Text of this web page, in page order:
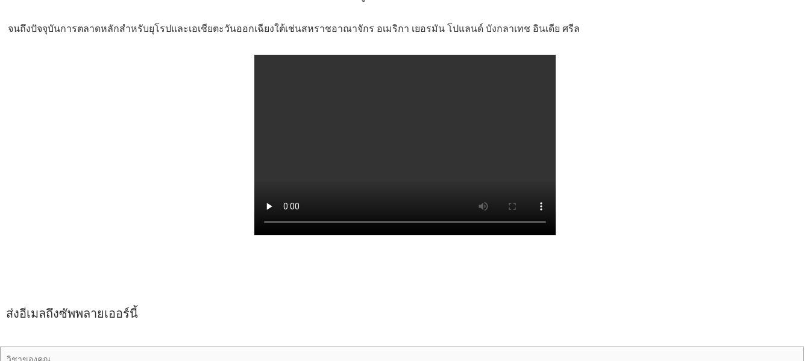
จนถึงปัจจุบันการตลาดหลักสําหรับยุโรปและเอเชียตะวันออกเฉียงใต้เช่นสหราชอาณาจักร อเมริกา เยอรมัน โปแลนด์ บังกลาเทช อินเดีย ศรีล
ส่งอีเมลถึงซัพพลายเออร์นี้